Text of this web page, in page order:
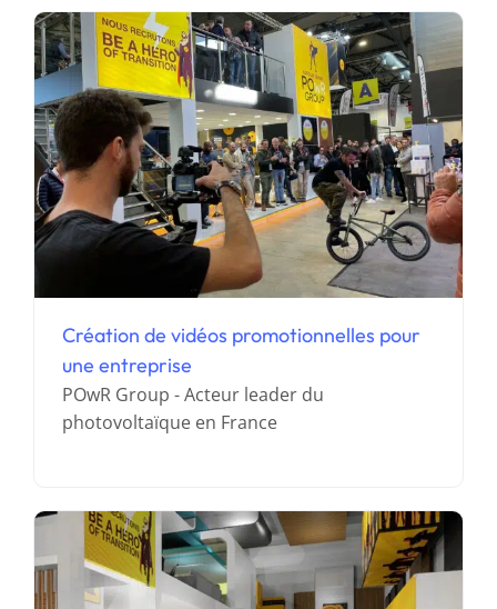
Création de vidéos promotionnelles pour
une entreprise
POwR Group - Acteur leader du
photovoltaïque en France
Développement d’une application en VR